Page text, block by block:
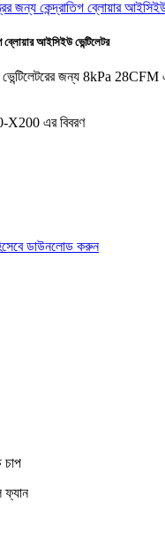
ব্লোয়ার আইসিইউ ভেন্টিলেটর
জন্য 8kPa 28CFM
এর বিবরণ
ডাউনলোড করুন
চাপ
ফ্যান